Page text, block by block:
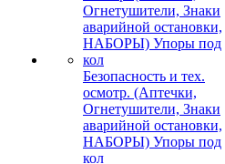
Безопасность и тех.
осмотр. (Аптечки,
Огнетушители, Знаки
аварийной остановки,
НАБОРЫ) Упоры под
кол